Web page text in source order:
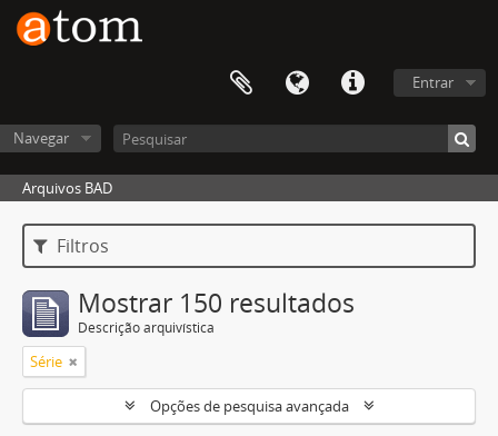
Entrar
Navegar
Arquivos BAD
Filtros
Mostrar 150 resultados
Descrição arquivística
Série
Opções de pesquisa avançada